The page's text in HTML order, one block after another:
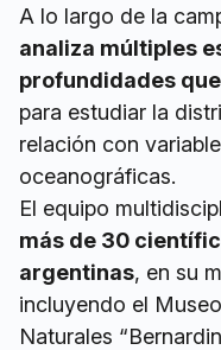
A lo largo de la
analiza múltiples
profundidades
para estudiar la
relación con
oceanográficas.
El equipo
más de 30
argentinas, en su
incluyendo el
Naturales